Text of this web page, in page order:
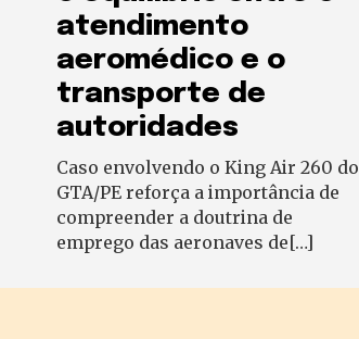
atendimento
aeromédico e o
transporte de
autoridades
Caso envolvendo o King Air 260 do
GTA/PE reforça a importância de
compreender a doutrina de
emprego das aeronaves de[…]